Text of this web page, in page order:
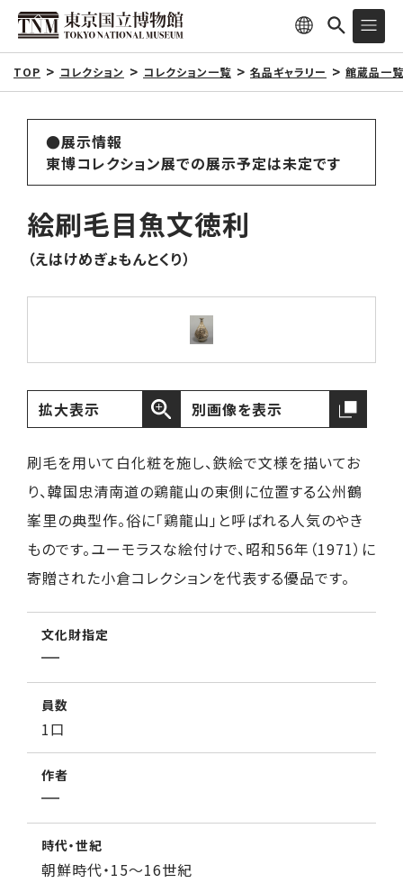
TOP コレクション コレクション一覧 名品ギャラリー 館蔵品一覧
●展示情報
東博コレクション展での展示予定は未定です
絵刷毛目魚文徳利
（えはけめぎょもんとくり）
拡大表示 別画像を表示
刷毛を用いて白化粧を施し、鉄絵で文様を描いてお
り、韓国忠清南道の鶏龍山の東側に位置する公州鶴
峯里の典型作。俗に「鶏龍山」と呼ばれる人気のやき
ものです。ユーモラスな絵付けで、昭和56年（1971）に
寄贈された小倉コレクションを代表する優品です。
文化財指定
員数
1口
作者
時代・世紀
朝鮮時代・15～16世紀